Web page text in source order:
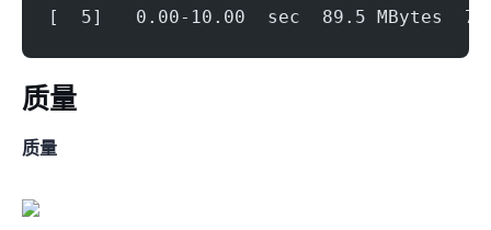
[  5]   0.00-10.00  sec  89.5
ip质量
IPV4质量